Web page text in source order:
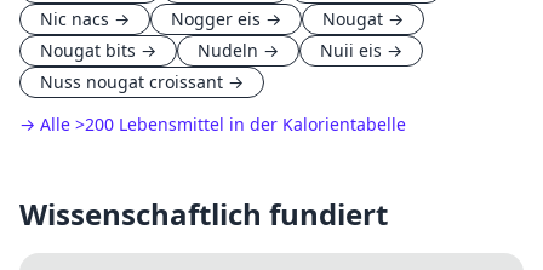
Nic nacs → Nogger eis → Nougat →
Nougat bits → Nudeln → Nuii eis →
Nuss nougat croissant →
→ Alle >200 Lebensmittel in der Kalorientabelle
Wissenschaftlich fundiert